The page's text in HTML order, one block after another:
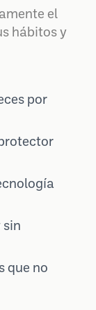
el
hábitos y
por
sin
que no